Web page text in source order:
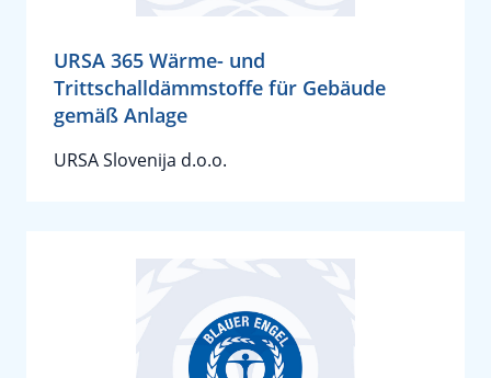
URSA 365 Wärme- und
Trittschalldämmstoffe für Gebäude
gemäß Anlage
URSA Slovenija d.o.o.